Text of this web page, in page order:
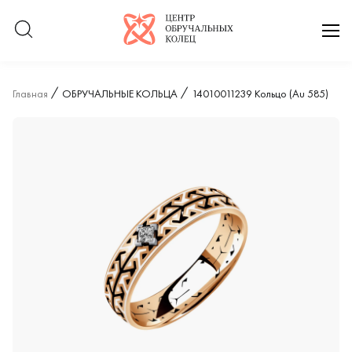
Логотип компании
Главная ОБРУЧАЛЬНЫЕ КОЛЬЦА 14010011239 Кольцо (Au 585)